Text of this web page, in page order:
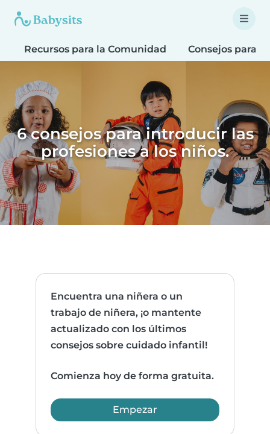
Recursos para la Comunidad Consejos para
6 consejos para introducir las
profesiones a los niños.
Encuentra una niñera o un
trabajo de niñera, ¡o mantente
actualizado con los últimos
consejos sobre cuidado infantil!
Comienza hoy de forma gratuita.
Empezar